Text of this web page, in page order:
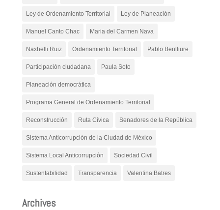
Ley de Ordenamiento Territorial Ley de Planeación
Manuel Canto Chac Maria del Carmen Nava
Naxhelli Ruiz Ordenamiento Territorial Pablo Benlliure
Participación ciudadana Paula Soto
Planeación democrática
Programa General de Ordenamiento Territorial
Reconstrucción Ruta Cívica Senadores de la República
Sistema Anticorrupción de la Ciudad de México
Sistema Local Anticorrupción Sociedad Civil
Sustentabilidad Transparencia Valentina Batres
Archives